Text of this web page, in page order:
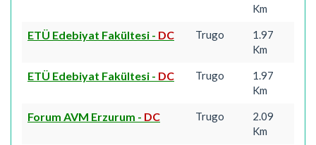
Km
ETÜ Edebiyat Fakültesi - DC Trugo
1.97
Km
ETÜ Edebiyat Fakültesi - DC Trugo
1.97
Km
Forum AVM Erzurum - DC Trugo
2.09
Km